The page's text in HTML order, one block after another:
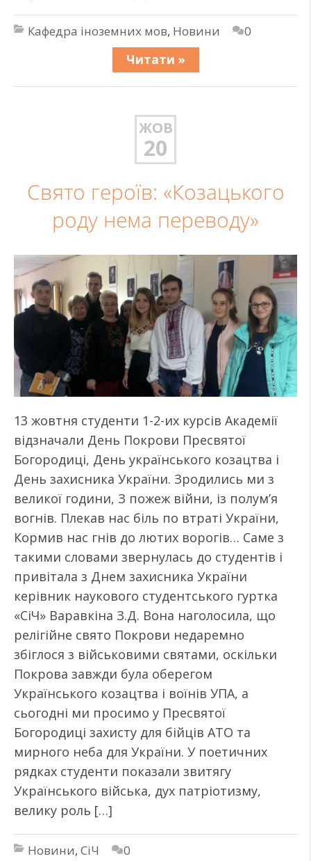
Кафедра іноземних мов, Новини
0
Читати »
ЖОВ
20
Свято героїв: «Козацького
роду нема переводу»
13 жовтня студенти 1-2-их курсів Академії
відзначали День Покрови Пресвятої
Богородиці, День українського козацтва і
День захисника України. Зродились ми з
великої години, З пожеж війни, із полум’я
вогнів. Плекав нас біль по втраті України,
Кормив нас гнів до лютих ворогів… Саме з
такими словами звернулась до студентів і
привітала з Днем захисника України
керівник наукового студентського гуртка
«СіЧ» Варавкіна З.Д. Вона наголосила, що
релігійне свято Покрови недаремно
збіглося з військовими святами, оскільки
Покрова завжди була оберегом
Українського козацтва і воїнів УПА, а
сьогодні ми просимо у Пресвятої
Богородиці захисту для бійців АТО та
мирного неба для України. У поетичних
рядках студенти показали звитягу
Українського війська, дух патріотизму,
велику роль […]
Новини, СіЧ 0